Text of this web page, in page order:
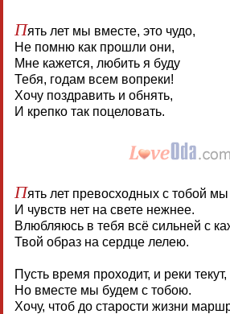
Пять лет мы вместе, это чудо,
Не помню как прошли они,
Мне кажется, любить я буду
Тебя, годам всем вопреки!
Хочу поздравить и обнять,
И крепко так поцеловать.
Пять лет превосходных с тобой
И чувств нет на свете нежнее.
Влюбляюсь в тебя всё сильней с
Твой образ на сердце лелею.
Пусть время проходит, и реки текут,
Но вместе мы будем с тобою.
Хочу, чтоб до старости жизни